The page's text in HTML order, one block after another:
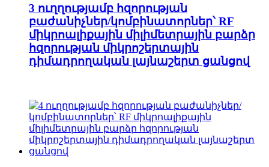
3 ուղղությամբ հզորության
բաժանիչներ/կոմբինատորներ՝ RF
միկրոալիքային միլիմետրային բարձր
հզորության միկրոշերտային
դիմադրողական լայնաշերտ ցանցով